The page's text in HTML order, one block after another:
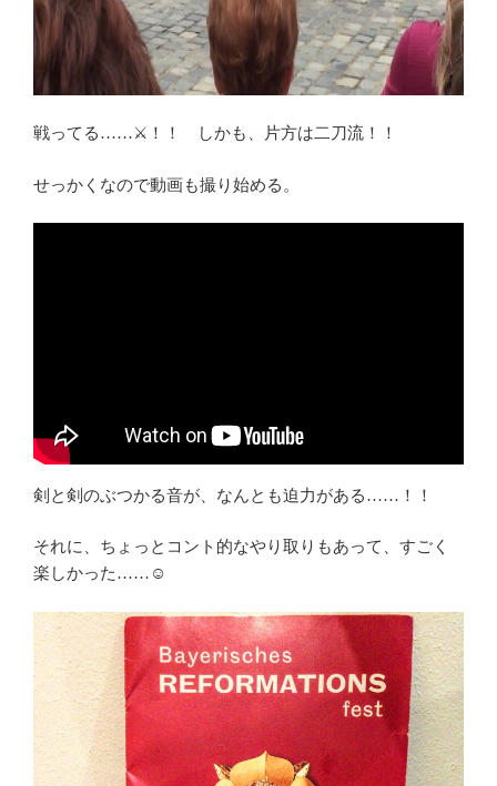
戦ってる……⚔！！ しかも、片方は二刀流！！
せっかくなので動画も撮り始める。
剣と剣のぶつかる音が、なんとも迫力がある……！！
それに、ちょっとコント的なやり取りもあって、すごく
楽しかった……☺